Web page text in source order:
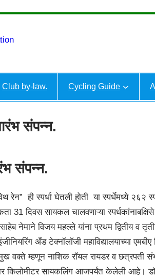
Club by-law. Cycling Guide
संपन्न.
संपन्न.
ही स्पर्धा घेतली होती या स्पर्धेमध्ये २६२
दिवस सायकल चालवणाऱ्या
नेमाने विजय महल्ले यांना प्रथम द्वितीय व
अँड टेक्नॉलॉजी महाविद्यालयाच्या
वक्ते म्हणून नाशिक रॉयल रायडर व छत्रपती
किलोमीटर सायकलिंग आजपर्यंत केलेली आहे।